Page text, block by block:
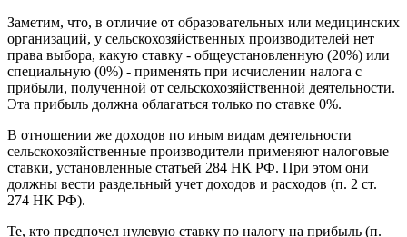
Заметим, что, в отличие от образовательных или медицинских
организаций, у сельскохозяйственных производителей нет
права выбора, какую ставку - общеустановленную (20%) или
специальную (0%) - применять при исчислении налога с
прибыли, полученной от сельскохозяйственной деятельности.
Эта прибыль должна облагаться только по ставке 0%.
В отношении же доходов по иным видам деятельности
сельскохозяйственные производители применяют налоговые
ставки, установленные статьей 284 НК РФ. При этом они
должны вести раздельный учет доходов и расходов (п. 2 ст.
274 НК РФ).
Те, кто предпочел нулевую ставку по налогу на прибыль (п.